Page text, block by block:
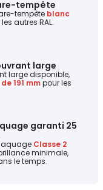
tempête
tempête blanc
autres RAL.
large
large disponible,
191 mmpour les
garanti 25
Classe 2
minimale,
le temps.